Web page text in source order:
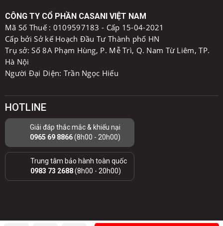
Lưu Ý: Phạm Hùng Có 2 Đầu Số 8
- Mở cửa:8h00 đến 19h00 ( Có chỗ đỗ Ô Tô )
- Tel: 024.22.84.8866 - Hotline:0965.69.8866
2) TP.HCM:Số 73 Ỷ Lan, P. Hiệp Tân, Q. Tân Phú, TP. Hồ Chí
Minh>>Chỉ Đườn
- Mở cửa: 8h00 đến 18h00 ( Có chỗ đỗ Ô Tô )
- Email: casanivn@gmail.com
CÔNG TY CỔ PHẦN CASANI VIỆT NAM
Mã Số Thuế :0109597183 - Cấp 15-04-2021
Cấp bởi Sở kế Hoạch Đầu Tư Thành phố HN
Trụ sở: Số 8A Phạm Hùng, P. Mễ Trì, Q. Nam Từ Liêm, TP.
Người Đại Diện: Trần Ngọc Hiếu